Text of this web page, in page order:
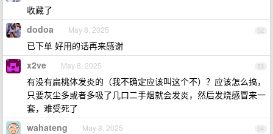
收藏了
52
dodoa May 8, 2025
已下单 好用的话再来感谢
53
x2ve May 8, 2025
有没有扁桃体发炎的（我不确定应该叫这个不）？应该怎么搞，
只要灰尘多或者多吸了几口二手烟就会发炎，然后发烧感冒来一
套，难受死了
54
wahateng May 8, 2025